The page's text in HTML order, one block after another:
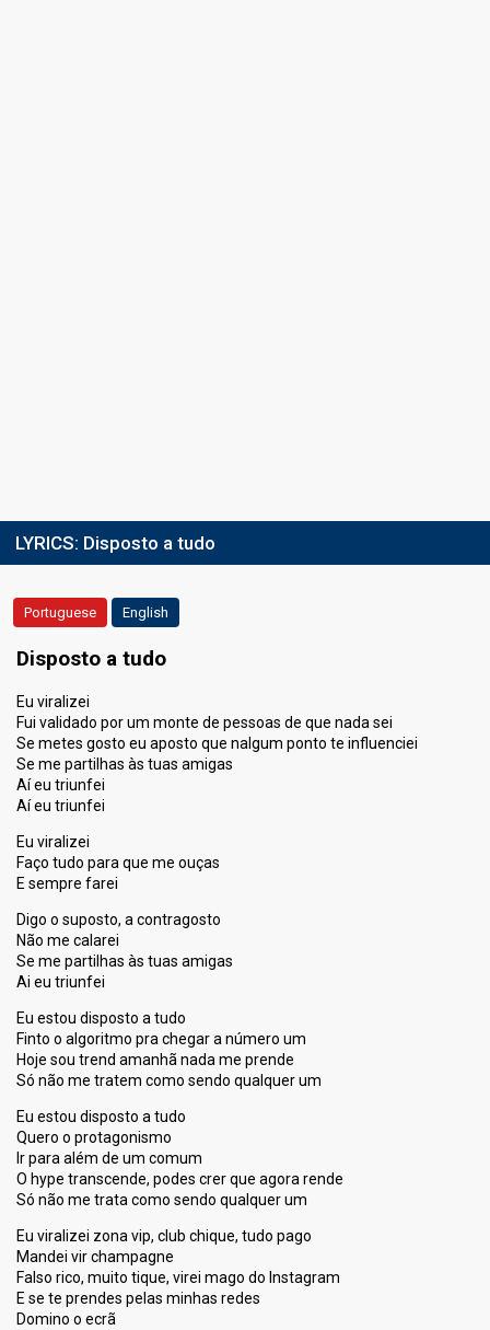
LYRICS: Disposto a tudo
Portuguese English
Disposto a tudo
Eu viralizei
Fui validado por um monte de pessoas de que nada sei
Se metes gosto eu aposto que nalgum ponto te influenciei
Se me partilhas às tuas amigas
Aí eu triunfei
Aí eu triunfei
Eu viralizei
Faço tudo para que me ouças
E sempre farei
Digo o suposto, a contragosto
Não me calarei
Se me partilhas às tuas amigas
Ai eu triunfei
Eu estou disposto a tudo
Finto o algoritmo pra chegar a número um
Hoje sou trend amanhã nada me prende
Só não me tratem como sendo qualquer um
Eu estou disposto a tudo
Quero o protagonismo
Ir para além de um comum
O hype transcende, podes crer que agora rende
Só não me trata como sendo qualquer um
Eu viralizei zona vip, club chique, tudo pago
Mandei vir champagne
Falso rico, muito tique, virei mago do Instagram
E se te prendes pelas minhas redes
Domino o ecrã